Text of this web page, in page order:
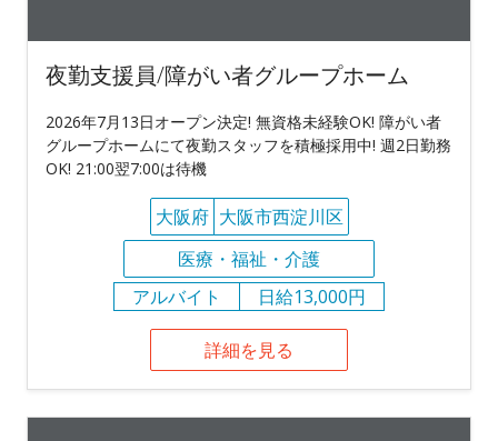
夜勤支援員/障がい者グループホーム
2026年7月13日オープン決定! 無資格未経験OK! 障がい者
グループホームにて夜勤スタッフを積極採用中! 週2日勤務
OK! 21:00翌7:00は待機
大阪府 大阪市西淀川区
医療・福祉・介護
アルバイト
日給13,000円
詳細を見る